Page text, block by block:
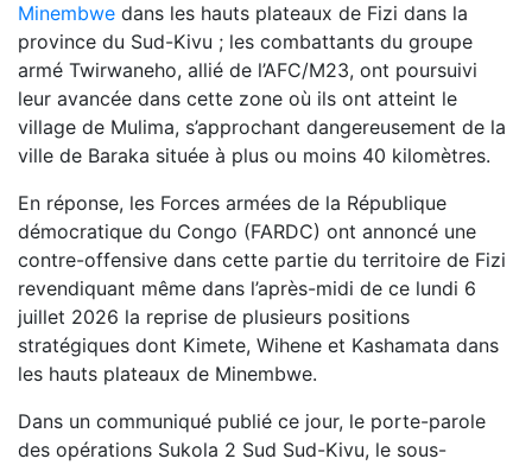
Minembwe dans les hauts plateaux de Fizi dans la
province du Sud-Kivu ; les combattants du groupe
armé Twirwaneho, allié de l’AFC/M23, ont poursuivi
leur avancée dans cette zone où ils ont atteint le
village de Mulima, s’approchant dangereusement de la
ville de Baraka située à plus ou moins 40 kilomètres.
En réponse, les Forces armées de la République
démocratique du Congo (FARDC) ont annoncé une
contre-offensive dans cette partie du territoire de Fizi
revendiquant même dans l’après-midi de ce lundi 6
juillet 2026 la reprise de plusieurs positions
stratégiques dont Kimete, Wihene et Kashamata dans
les hauts plateaux de Minembwe.
Dans un communiqué publié ce jour, le porte-parole
des opérations Sukola 2 Sud Sud-Kivu, le sous-